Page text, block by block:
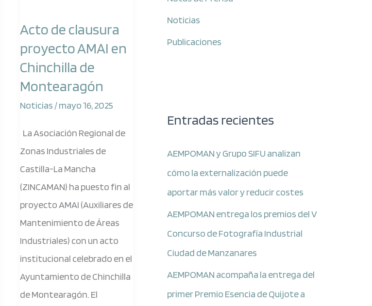
Acto de clausura
proyecto AMAI en
Chinchilla de
Montearagón
Noticias /mayo 16, 2025
La Asociación Regional de
Zonas Industriales de
Castilla-La Mancha
(ZINCAMAN) ha puesto fin al
proyecto AMAI (Auxiliares de
Mantenimiento de Áreas
Industriales) con un acto
institucional celebrado en el
Ayuntamiento de Chinchilla
de Montearagón. El
clausura
proyecto
AMAI
en
Chinchilla
Montearagón
Noticias
Publicaciones
Entradas recientes
AEMPOMAN y Grupo SIFU analizan
cómo la externalización puede
aportar más valor y reducir costes
AEMPOMAN entrega los premios del V
Concurso de Fotografía Industrial
Ciudad de Manzanares
AEMPOMAN acompaña la entrega del
primer Premio Esencia de Quijote a